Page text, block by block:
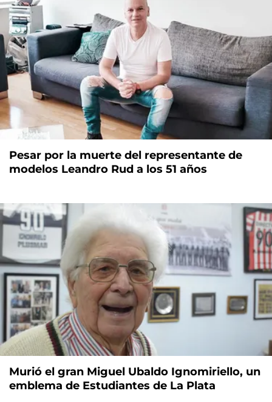
Pesar por la muerte del representante de
modelos Leandro Rud a los 51 años
Murió el gran Miguel Ubaldo Ignomiriello, un
emblema de Estudiantes de La Plata